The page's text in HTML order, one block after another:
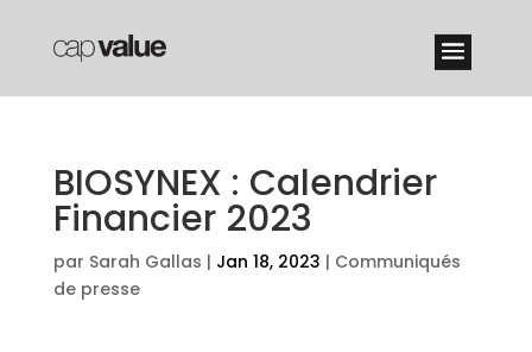
BIOSYNEX : Calendrier
Financier 2023
par Sarah Gallas | Jan 18, 2023 | Communiqués
de presse